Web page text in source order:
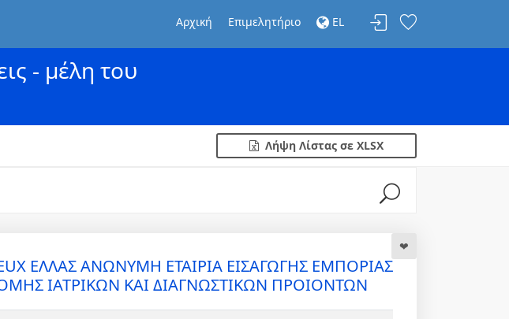
Αρχική Επιμελητήριο EL
- μέλη του
Λήψη Λίστας σε XLSX
ΕΛΛΑΣ ΑΝΩΝΥΜΗ ΕΤΑΙΡΙΑ ΕΙΣΑΓΩΓΗΣ ΕΜΠΟΡΙΑΣ
ΙΑΤΡΙΚΩΝ ΚΑΙ ΔΙΑΓΝΩΣΤΙΚΩΝ ΠΡΟΙΟΝΤΩΝ